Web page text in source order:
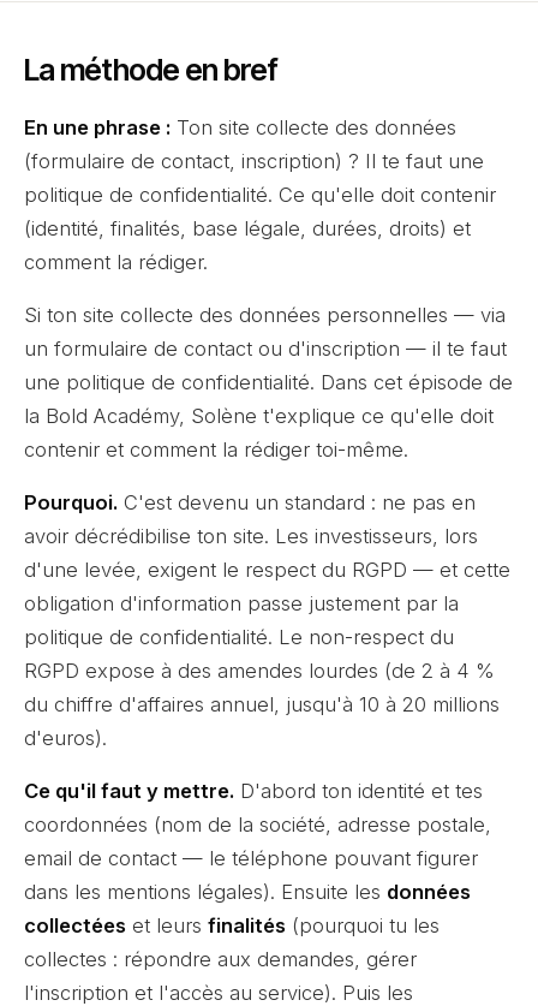
La méthode en bref
En une phrase : Ton site collecte des données
(formulaire de contact, inscription) ? Il te faut une
politique de confidentialité. Ce qu'elle doit contenir
(identité, finalités, base légale, durées, droits) et
comment la rédiger.
Si ton site collecte des données personnelles — via
un formulaire de contact ou d'inscription — il te faut
une politique de confidentialité. Dans cet épisode de
la Bold Académy, Solène t'explique ce qu'elle doit
contenir et comment la rédiger toi-même.
Pourquoi. C'est devenu un standard : ne pas en
avoir décrédibilise ton site. Les investisseurs, lors
d'une levée, exigent le respect du RGPD — et cette
obligation d'information passe justement par la
politique de confidentialité. Le non-respect du
RGPD expose à des amendes lourdes (de 2 à 4 %
du chiffre d'affaires annuel, jusqu'à 10 à 20 millions
d'euros).
Ce qu'il faut y mettre. D'abord ton identité et tes
coordonnées (nom de la société, adresse postale,
email de contact — le téléphone pouvant figurer
dans les mentions légales). Ensuite les données
collectées et leurs finalités (pourquoi tu les
collectes : répondre aux demandes, gérer
l'inscription et l'accès au service). Puis les